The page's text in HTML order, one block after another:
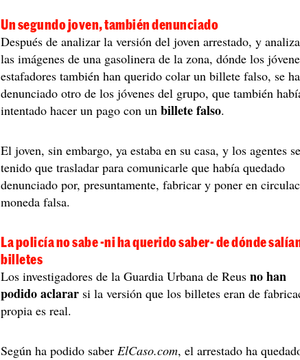
Un segundo joven, también denunciado
Después de analizar la versión del joven arrestado, y
las imágenes de una gasolinera de la zona, dónde los
estafadores también han querido colar un billete falso, se ha
denunciado otro de los jóvenes del grupo, que también
intentado hacer un pago con unbillete falso.
El joven, sin embargo, ya estaba en su casa, y los agentes
tenido que trasladar para comunicarle que había quedado
denunciado por, presuntamente, fabricar y poner en
moneda falsa.
La policía no sabe -ni ha querido saber- de dónde
billetes
Los investigadores de la Guardia Urbana de Reusno han
podido aclarar si la versión que los billetes eran de
propia es real.
Según ha podido saberElCaso.com, el arrestado ha